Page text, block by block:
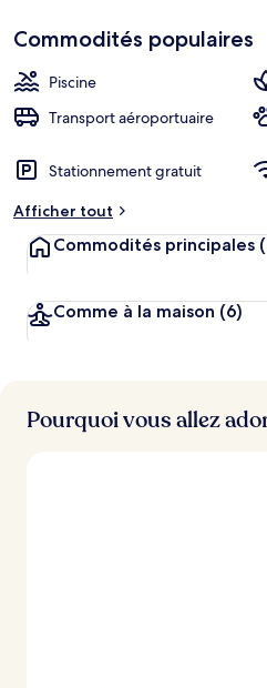
Commodités populaires
Piscine
Transport aéroportuaire
Stationnement gratuit
Afficher tout
Commodités principales
Comme à la maison (6)
Pourquoi vous allez